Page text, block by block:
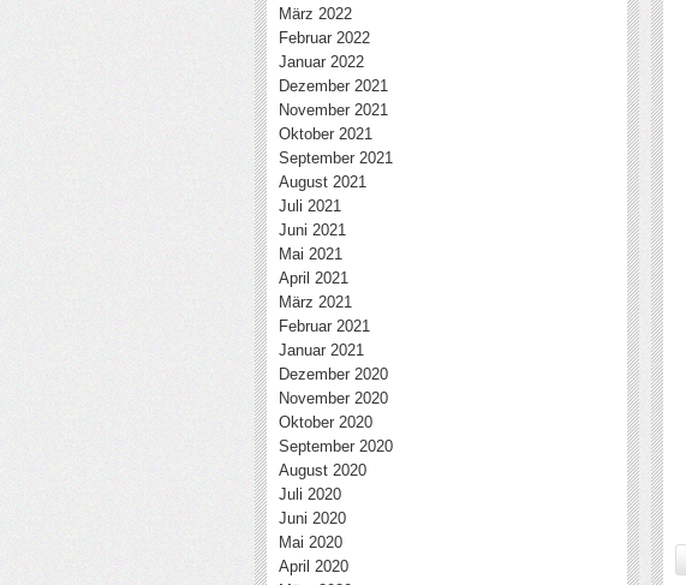
März 2022
Februar 2022
Januar 2022
Dezember 2021
November 2021
Oktober 2021
September 2021
August 2021
Juli 2021
Juni 2021
Mai 2021
April 2021
März 2021
Februar 2021
Januar 2021
Dezember 2020
November 2020
Oktober 2020
September 2020
August 2020
Juli 2020
Juni 2020
Mai 2020
April 2020